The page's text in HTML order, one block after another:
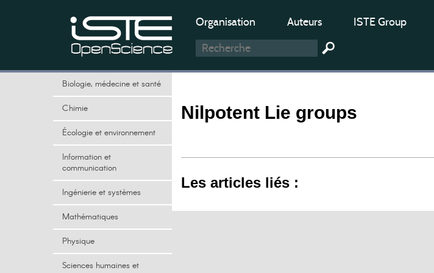
Organisation Auteurs ISTE Group
Biologie, médecine et santé
Chimie
Écologie et environnement
Information et
communication
Ingénierie et systèmes
Mathématiques
Physique
Sciences humaines et
Nilpotent Lie groups
Les articles liés :